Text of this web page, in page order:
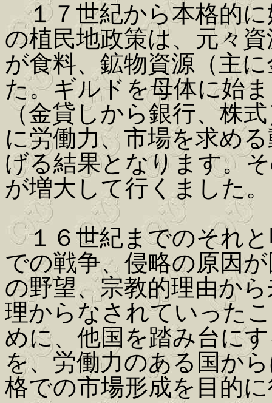
１７世紀から本格的
の植民地政策は、元々
が食料、鉱物資源（主
た。ギルドを母体に始
（金貸しから銀行、株
に労働力、市場を求め
げる結果となります。
が増大して行くました。
１６世紀までのそれと
での戦争、侵略の原因
の野望、宗教的理由か
理からなされていった
めに、他国を踏み台に
を、労働力のある国か
格での市場形成を目的